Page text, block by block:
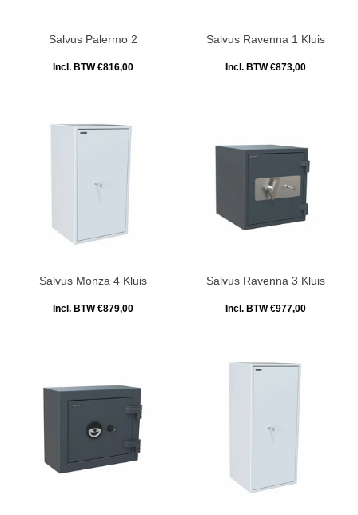
Salvus Palermo 2
Incl. BTW €816,00
Salvus Ravenna 1 Kluis
Incl. BTW €873,00
Salvus Monza 4 Kluis
Incl. BTW €879,00
Salvus Ravenna 3 Kluis
Incl. BTW €977,00